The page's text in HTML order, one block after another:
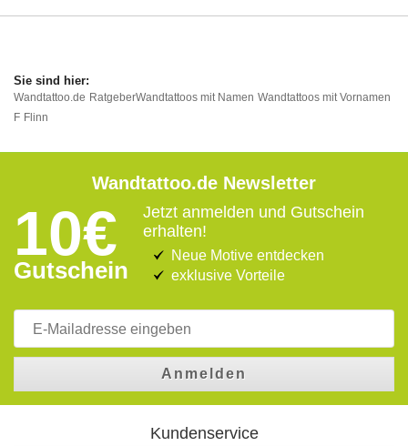
Wandtattoo.de RatgeberWandtattoos mit Namen Wandtattoos mit Vornamen
F Flinn
Wandtattoo.de Newsletter
10€
Gutschein
Jetzt anmelden und Gutschein
erhalten!
Neue Motive entdecken
exklusive Vorteile
Anmelden
Kundenservice